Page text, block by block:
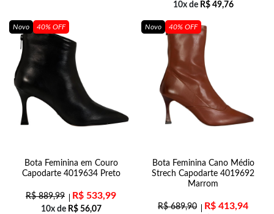
10x de R$49,76
Novo 40% OFF
Bota Feminina em Couro
Capodarte 4019634 Preto
R$889,99 R$ 533,99
10x de R$56,07
Novo 40% OFF
Bota Feminina Cano Médio
Strech Capodarte 4019692
Marrom
R$689,90 R$ 413,94